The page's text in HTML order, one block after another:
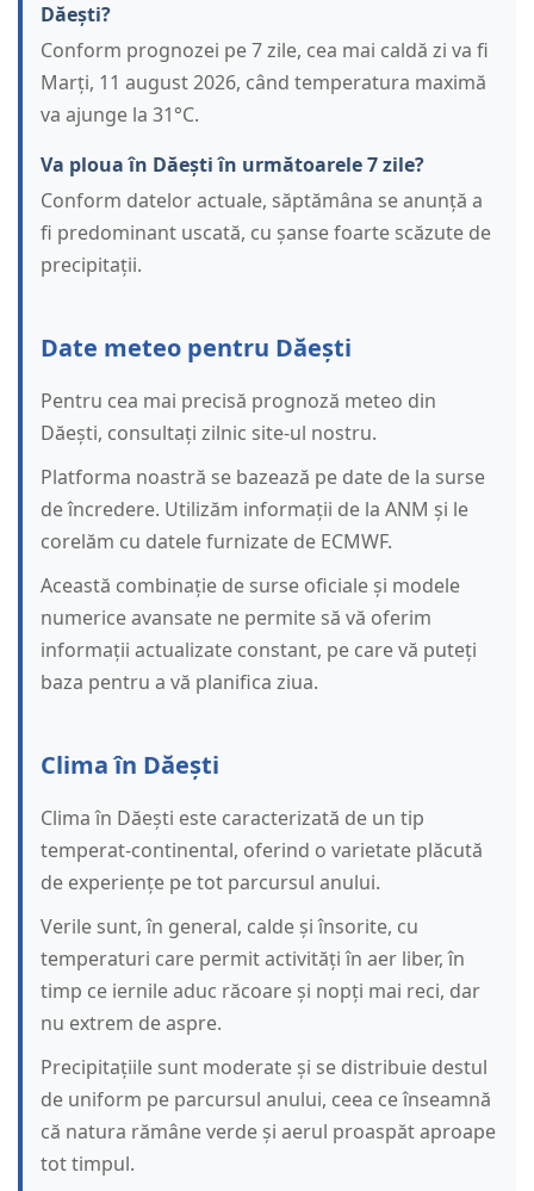
Dăești?
Conform prognozei pe 7 zile, cea mai caldă zi va fi
Marți, 11 august 2026, când temperatura maximă
va ajunge la 31°C.
Va ploua în Dăești în următoarele 7 zile?
Conform datelor actuale, săptămâna se anunță a
fi predominant uscată, cu șanse foarte scăzute de
precipitații.
Date meteo pentru Dăești
Pentru cea mai precisă prognoză meteo din
Dăești, consultați zilnic site-ul nostru.
Platforma noastră se bazează pe date de la surse
de încredere. Utilizăm informații de la ANM și le
corelăm cu datele furnizate de ECMWF.
Această combinație de surse oficiale și modele
numerice avansate ne permite să vă oferim
informații actualizate constant, pe care vă puteți
baza pentru a vă planifica ziua.
Clima în Dăești
Clima în Dăești este caracterizată de un tip
temperat-continental, oferind o varietate plăcută
de experiențe pe tot parcursul anului.
Verile sunt, în general, calde și însorite, cu
temperaturi care permit activități în aer liber, în
timp ce iernile aduc răcoare și nopți mai reci, dar
nu extrem de aspre.
Precipitațiile sunt moderate și se distribuie destul
de uniform pe parcursul anului, ceea ce înseamnă
că natura rămâne verde și aerul proaspăt aproape
tot timpul.